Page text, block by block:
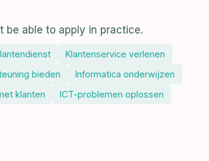
be able to apply in practice.
Klantenservice verlenen
bieden
Informatica onderwijzen
klanten
ICT-problemen oplossen